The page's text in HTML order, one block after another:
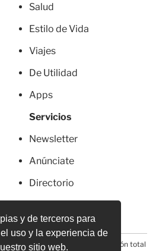
y de terceros para
uso y la experiencia de
sitio web.
Salud
Estilo de Vida
Viajes
De Utilidad
Apps
Servicios
Newsletter
Anúnciate
Directorio
Prohibida la reproducción total